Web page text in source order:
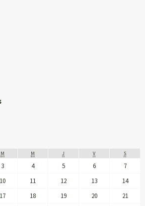
M M J V S
3 4 5 6
7
10 11 12 13
14
17 18 19 20 21